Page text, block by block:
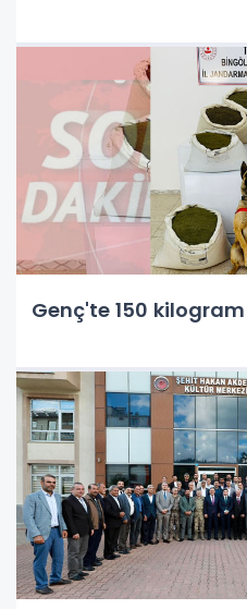
Genç'te 150